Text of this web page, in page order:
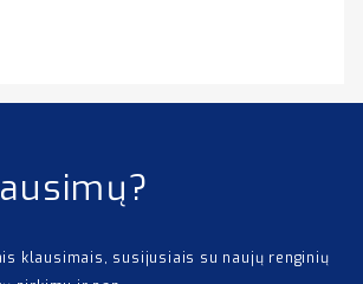
klausimais, susijusiais su naujų renginių